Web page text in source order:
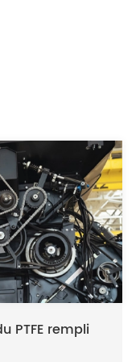
PTFE rempli